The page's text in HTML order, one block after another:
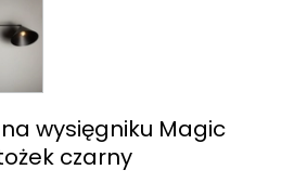
wysięgniku Magic
czarny